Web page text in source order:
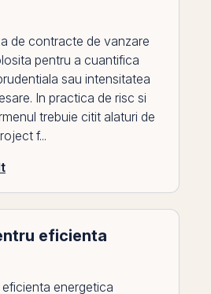
de contracte de vanzare
pentru a cuantifica
sau intensitatea
In practica de risc si
trebuie citit alaturi de
f...
eficienta
energetica